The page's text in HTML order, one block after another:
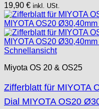
19,90 € inkl. USt.
Schnellansicht
Miyota OS 20 & OS25
Zifferblatt für MIYOTA
Dial MIYOTA OS20